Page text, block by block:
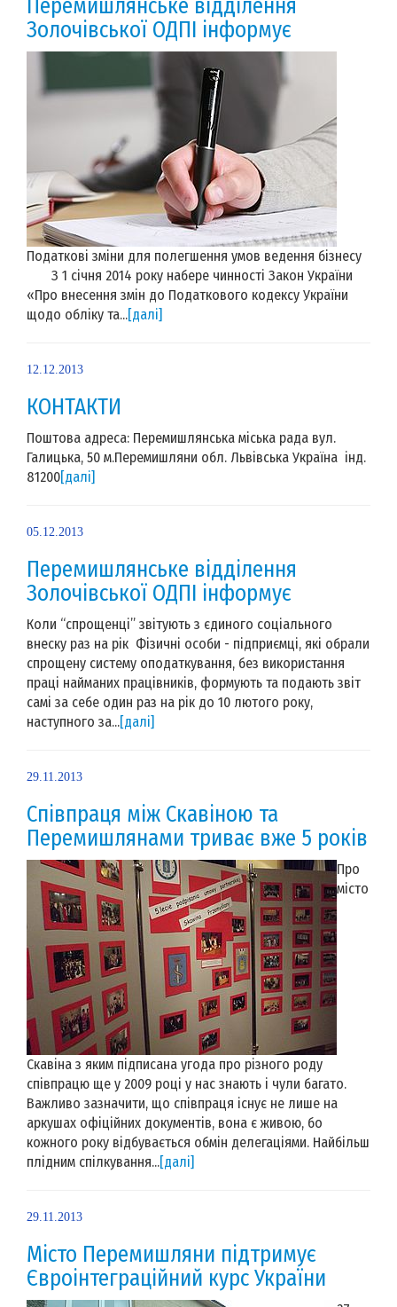
Перемишлянське відділення
Золочівської ОДПІ інформує
Податкові зміни для полегшення умов ведення бізнесу
З 1 січня 2014 року набере чинності Закон України
«Про внесення змін до Податкового кодексу України
щодо обліку та...[далі]
12.12.2013
КОНТАКТИ
Поштова адреса: Перемишлянська міська рада вул.
Галицька, 50 м.Перемишляни обл. Львівська Україна інд.
81200[далі]
05.12.2013
Перемишлянське відділення
Золочівської ОДПІ інформує
Коли “спрощенці” звітують з єдиного соціального
внеску раз на рік Фізичні особи - підприємці, які обрали
спрощену систему оподаткування, без використання
праці найманих працівників, формують та подають звіт
самі за себе один раз на рік до 10 лютого року,
наступного за...[далі]
29.11.2013
Співпраця між Скавіною та
Перемишлянами триває вже 5 років
Про
місто
Скавіна з яким підписана угода про різного роду
співпрацю ще у 2009 році у нас знають і чули багато.
Важливо зазначити, що співпраця існує не лише на
аркушах офіційних документів, вона є живою, бо
кожного року відбувається обмін делегаціями. Найбільш
плідним спілкування...[далі]
29.11.2013
Місто Перемишляни підтримує
Євроінтеграційний курс України